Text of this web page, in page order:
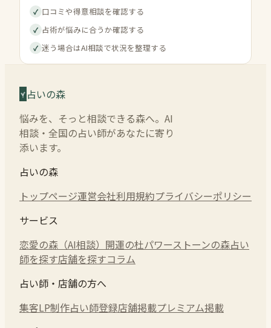
✓ 口コミや得意相談を確認する
✓ 占術が悩みに合うか確認する
✓ 迷う場合はAI相談で状況を整理する
占いの森
悩みを、そっと相談できる森へ。AI
相談・全国の占い師があなたに寄り
添います。
占いの森
トップページ運営会社利用規約プライバシーポリシー
サービス
恋愛の森（AI相談） 開運の杜パワーストーンの森占い
師を探す店舗を探すコラム
占い師・店舗の方へ
集客LP制作占い師登録店舗掲載プレミアム掲載